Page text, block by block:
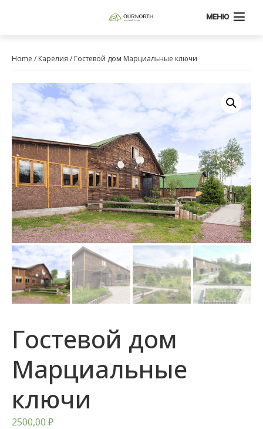
МЕНЮ
Home / Карелия / Гостевой дом Марциальные ключи
Гостевой дом
Марциальные
ключи
2500,00 ₽